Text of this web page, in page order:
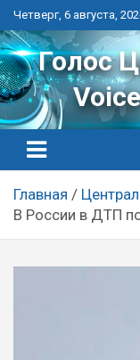
Перейти
к
контенту
Четверг, 6 августа,
Голос
Главная
В России в ДТП